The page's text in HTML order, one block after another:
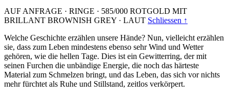
AUF ANFRAGE · RINGE · 585/000 ROTGOLD MIT
BRILLANT BROWNISH GREY · LAUT Schliessen ↑
Welche Geschichte erzählen unsere Hände? Nun, vielleicht erzählen
sie, dass zum Leben mindestens ebenso sehr Wind und Wetter
gehören, wie die hellen Tage. Dies ist ein Gewitterring, der mit
seinen Furchen die unbändige Energie, die noch das härteste
Material zum Schmelzen bringt, und das Leben, das sich vor nichts
mehr fürchtet als Ruhe und Stillstand, zeitlos verkörpert.